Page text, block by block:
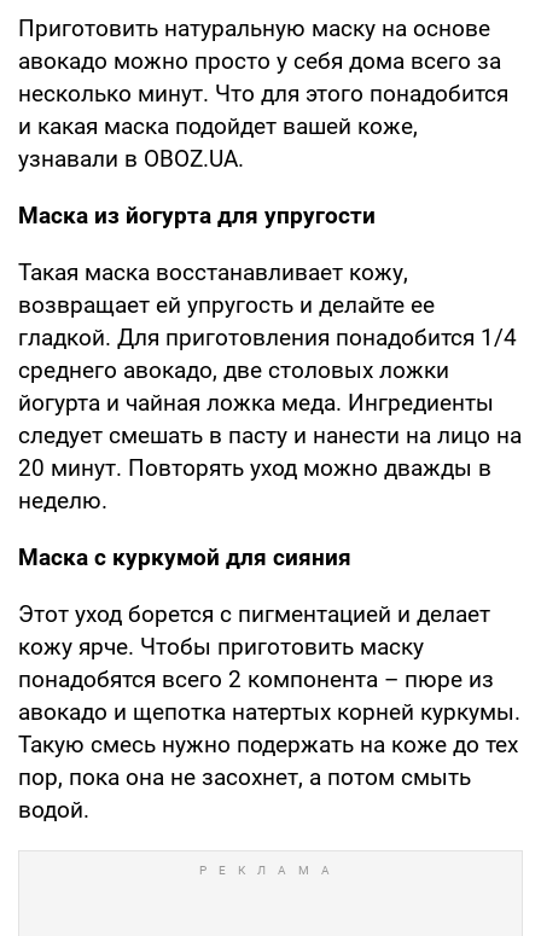
Приготовить натуральную маску на основе
авокадо можно просто у себя дома всего за
несколько минут. Что для этого понадобится
и какая маска подойдет вашей коже,
узнавали в OBOZ.UA.
Маска из йогурта для упругости
Такая маска восстанавливает кожу,
возвращает ей упругость и делайте ее
гладкой. Для приготовления понадобится 1/4
среднего авокадо, две столовых ложки
йогурта и чайная ложка меда. Ингредиенты
следует смешать в пасту и нанести на лицо на
20 минут. Повторять уход можно дважды в
неделю.
Маска с куркумой для сияния
Этот уход борется с пигментацией и делает
кожу ярче. Чтобы приготовить маску
понадобятся всего 2 компонента – пюре из
авокадо и щепотка натертых корней куркумы.
Такую смесь нужно подержать на коже до тех
пор, пока она не засохнет, а потом смыть
водой.